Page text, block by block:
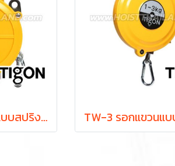
TW-0 รอกแขวนแบบสปริง ยกได้ 0.5-1.5 กก. ระยะยก 1.0 ม. "TIGON" มาตรฐานสากลจากประเทศเกาหลี